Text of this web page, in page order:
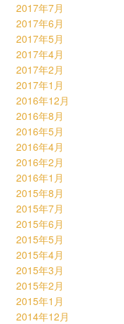
2017年7月
2017年6月
2017年5月
2017年4月
2017年2月
2017年1月
2016年12月
2016年8月
2016年5月
2016年4月
2016年2月
2016年1月
2015年8月
2015年7月
2015年6月
2015年5月
2015年4月
2015年3月
2015年2月
2015年1月
2014年12月